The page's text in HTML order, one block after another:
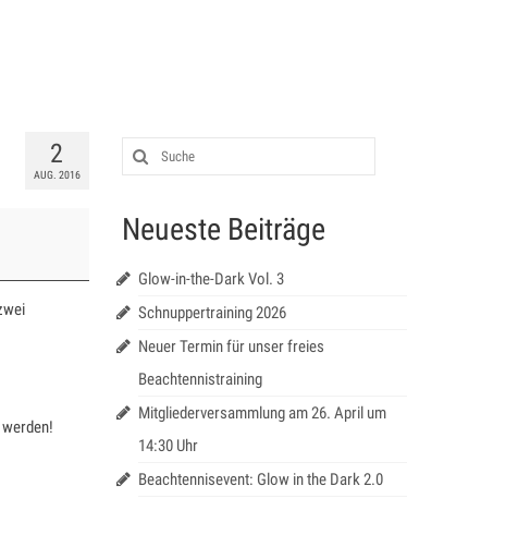
2
AUG. 2016
Neueste Beiträge
Glow-in-the-Dark Vol. 3
Schnuppertraining 2026
Neuer Termin für unser freies
Beachtennistraining
Mitgliederversammlung am 26. April um
14:30 Uhr
Beachtennisevent: Glow in the Dark 2.0